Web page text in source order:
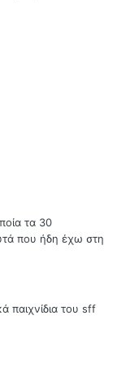
τα 30
που ήδη έχω στη
παιχνίδια του sff